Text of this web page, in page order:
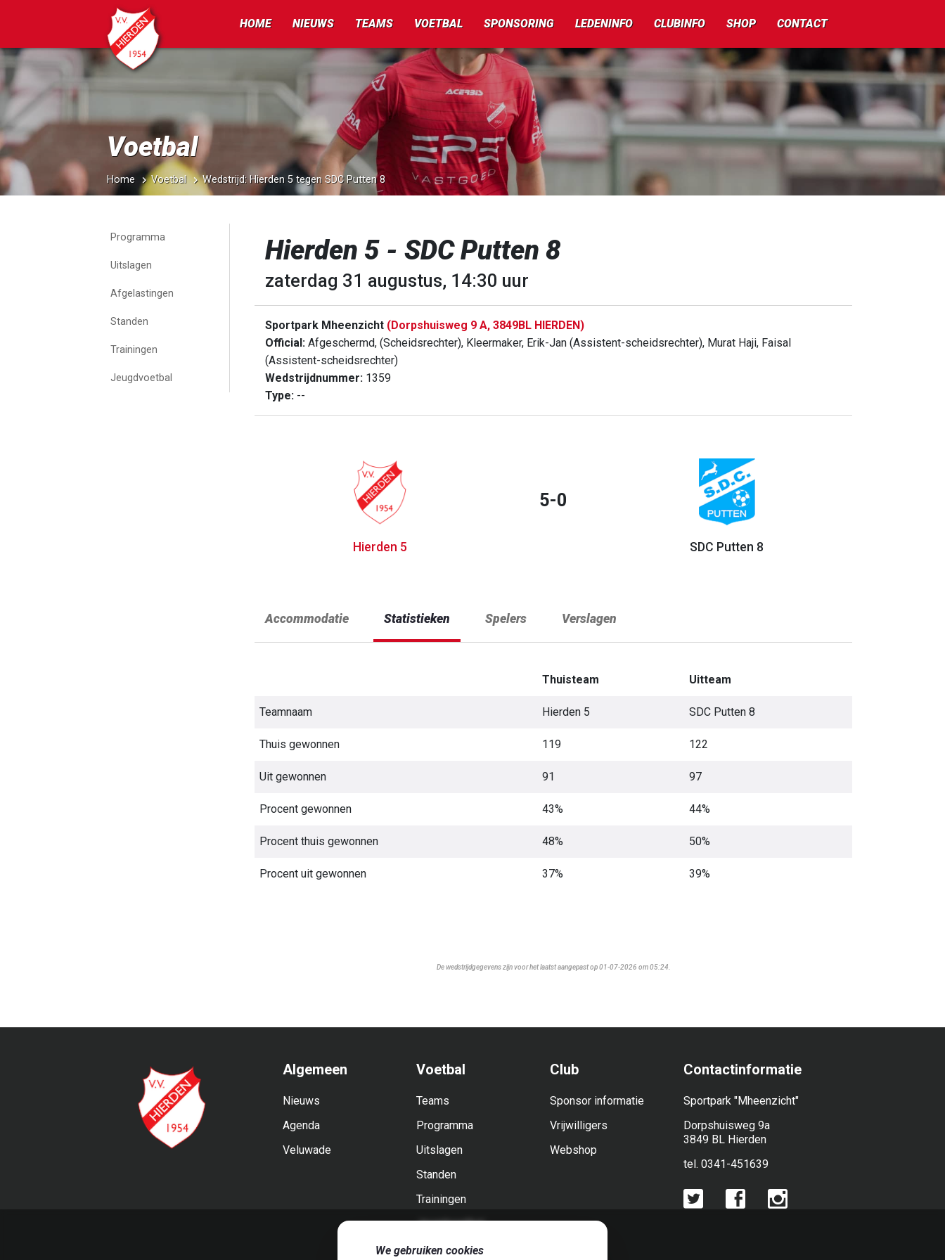
HOME NIEUWS TEAMS VOETBAL SPONSORING LEDENINFO CLUBINFO SHOP CONTACT
Voetbal
Home Voetbal Wedstrijd: Hierden 5 tegen SDC Putten 8
Programma
Uitslagen
Afgelastingen
Standen
Trainingen
Jeugdvoetbal
Hierden 5 - SDC Putten 8
zaterdag 31 augustus, 14:30 uur
Sportpark Mheenzicht (Dorpshuisweg 9 A, 3849BL HIERDEN)
Official: Afgeschermd, (Scheidsrechter), Kleermaker, Erik-Jan (Assistent-scheidsrechter), Murat Haji, Faisal
(Assistent-scheidsrechter)
Wedstrijdnummer: 1359
Type: --
Hierden 5
5-0
SDC Putten 8
Accommodatie Statistieken Spelers Verslagen
Thuisteam Uitteam
Teamnaam Hierden 5 SDC Putten 8
Thuis gewonnen 119 122
Uit gewonnen 91 97
Procent gewonnen 43% 44%
Procent thuis gewonnen 48% 50%
Procent uit gewonnen 37% 39%
De wedstrijdgegevens zijn voor het laatst aangepast op 01-07-2026 om 05:24.
Algemeen
Nieuws
Agenda
Veluwade
Voetbal
Teams
Programma
Uitslagen
Standen
Trainingen
Jeugdvoetbal
Club
Sponsor informatie
Vrijwilligers
Webshop
Contactinformatie
Sportpark "Mheenzicht"
Dorpshuisweg 9a
3849 BL Hierden
tel. 0341-451639
We gebruiken cookies